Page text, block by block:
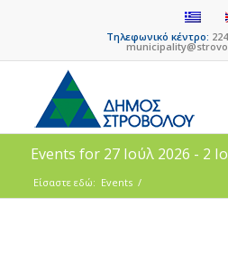
Τηλεφωνικό κέντρο:
Events for 27 Ιούλ 2026 - 2
Είσαστε εδώ: Events /